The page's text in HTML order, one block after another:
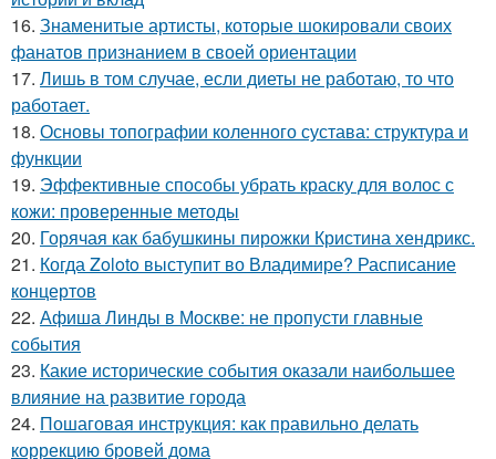
16. Знаменитые артисты, которые шокировали своих
фанатов признанием в своей ориентации
17. Лишь в том случае, если диеты не работаю, то что
работает.
18. Основы топографии коленного сустава: структура и
функции
19. Эффективные способы убрать краску для волос с
кожи: проверенные методы
20. Горячая как бабушкины пирожки Кристина хендрикс.
21. Когда Zoloto выступит во Владимире? Расписание
концертов
22. Афиша Линды в Москве: не пропусти главные
события
23. Какие исторические события оказали наибольшее
влияние на развитие города
24. Пошаговая инструкция: как правильно делать
коррекцию бровей дома